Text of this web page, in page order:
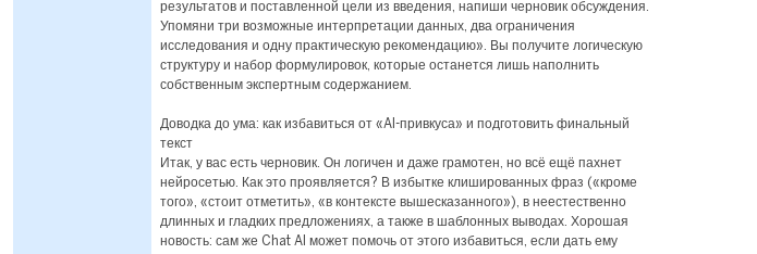
результатов и поставленной цели из введения, напиши черновик обсуждения.
Упомяни три возможные интерпретации данных, два ограничения
исследования и одну практическую рекомендацию». Вы получите логическую
структуру и набор формулировок, которые останется лишь наполнить
собственным экспертным содержанием.
Доводка до ума: как избавиться от «AI-привкуса» и подготовить финальный
текст
Итак, у вас есть черновик. Он логичен и даже грамотен, но всё ещё пахнет
нейросетью. Как это проявляется? В избытке клишированных фраз («кроме
того», «стоит отметить», «в контексте вышесказанного»), в неестественно
длинных и гладких предложениях, а также в шаблонных выводах. Хорошая
новость: сам же Chat AI может помочь от этого избавиться, если дать ему